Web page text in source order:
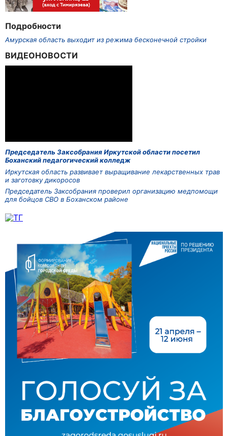
Подробности
Амурская область выходит из режима бесконечной стройки
ВИДЕОНОВОСТИ
Председатель Заксобрания Иркутской области посетил
Боханский педагогический колледж
Иркутская область развивает выращивание лекарственных трав
и заготовку дикоросов
Председатель Заксобрания проверил организацию медпомощи
для бойцов СВО в Боханском районе